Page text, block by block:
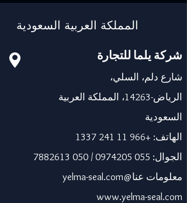
المملكة العربية السعودية
شركة يلما للتجارة
شارع دلم، السلي،
الرياض-14263، المملكة العربية
السعودية
الهاتف: +966 11 241 1337
الجوال: 055 0974205
/
050 7882613
معلومات عنا@yelma-seal.com
www.yelma-seal.com